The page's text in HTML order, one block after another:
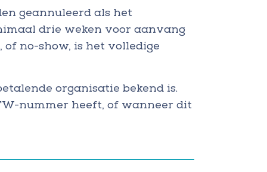
geannuleerd als het
drie weken voor aanvang
no-show, is het volledige
organisatie bekend is.
nummer heeft, of wanneer dit